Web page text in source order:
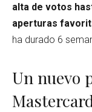
alta de votos
aperturas
ha durado 6
Un nuevo